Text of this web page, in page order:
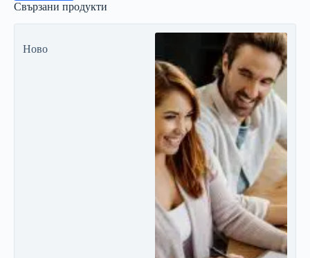
Свързани продукти
Ново